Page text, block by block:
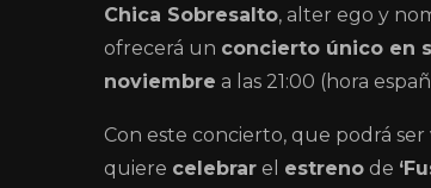
Chica Sobresalto, alter ego y
ofrecerá un concierto único en
noviembre a las 21:00 (hora
Con este concierto, que podrá
quiere celebrar el estreno de